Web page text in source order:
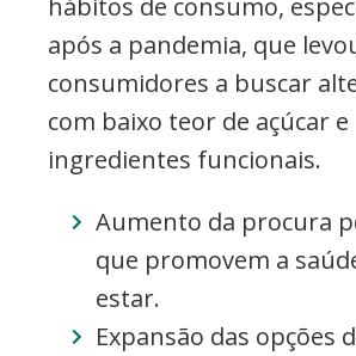
após a pandemia, que
consumidores a buscar
com baixo teor de açúcar e
ingredientes funcionais.
Aumento da procura
que promovem a
estar.
Expansão das opções